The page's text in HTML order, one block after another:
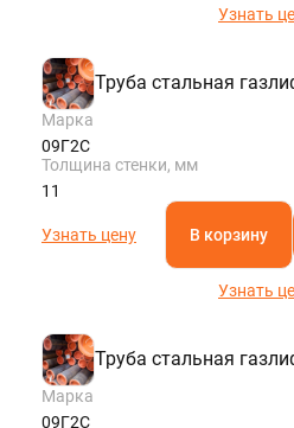
Узнать
Труба стальная
Марка
09Г2С
Толщина стенки, мм
11
Узнать цену В корзину
Узнать
Труба стальная
Марка
09Г2С